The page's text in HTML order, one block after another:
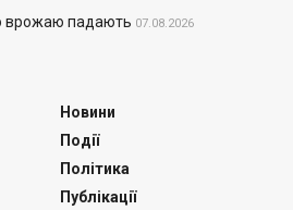
врожаю падають 07.08.2026
Новини
Події
Політика
Публікації